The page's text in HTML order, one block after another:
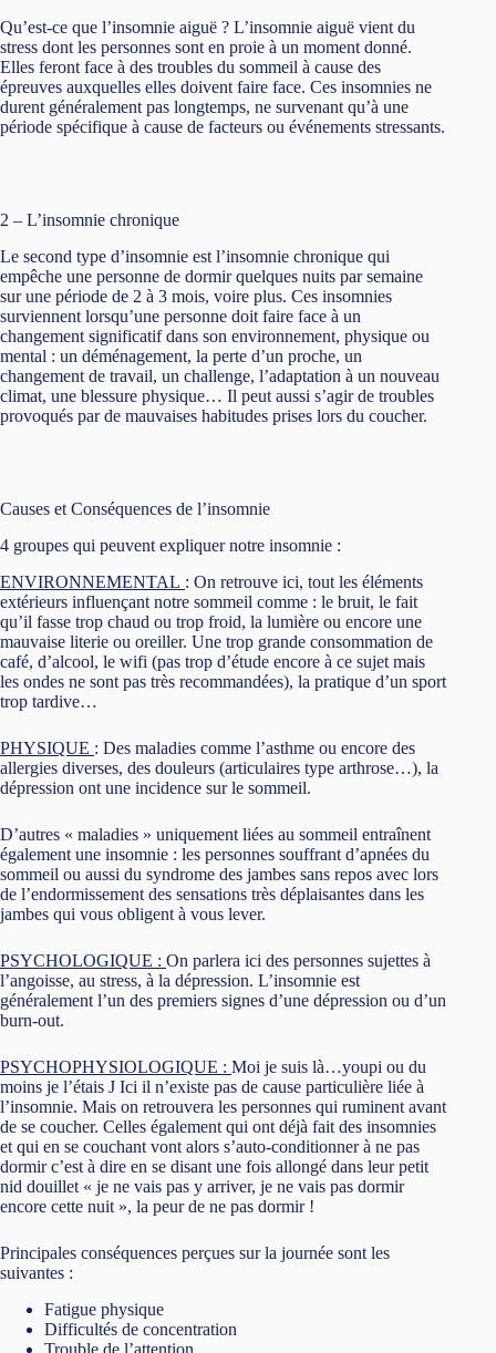
Qu’est-ce que l’insomnie aiguë ? L’insomnie aiguë vient du
stress dont les personnes sont en proie à un moment donné.
Elles feront face à des troubles du sommeil à cause des
épreuves auxquelles elles doivent faire face. Ces insomnies ne
durent généralement pas longtemps, ne survenant qu’à une
période spécifique à cause de facteurs ou événements stressants.
2 – L’insomnie chronique
Le second type d’insomnie est l’insomnie chronique qui
empêche une personne de dormir quelques nuits par semaine
sur une période de 2 à 3 mois, voire plus. Ces insomnies
surviennent lorsqu’une personne doit faire face à un
changement significatif dans son environnement, physique ou
mental : un déménagement, la perte d’un proche, un
changement de travail, un challenge, l’adaptation à un nouveau
climat, une blessure physique… Il peut aussi s’agir de troubles
provoqués par de mauvaises habitudes prises lors du coucher.
Causes et Conséquences de l’insomnie
4 groupes qui peuvent expliquer notre insomnie :
ENVIRONNEMENTAL : On retrouve ici, tout les éléments
extérieurs influençant notre sommeil comme : le bruit, le fait
qu’il fasse trop chaud ou trop froid, la lumière ou encore une
mauvaise literie ou oreiller. Une trop grande consommation de
café, d’alcool, le wifi (pas trop d’étude encore à ce sujet mais
les ondes ne sont pas très recommandées), la pratique d’un sport
trop tardive…
PHYSIQUE : Des maladies comme l’asthme ou encore des
allergies diverses, des douleurs (articulaires type arthrose…), la
dépression ont une incidence sur le sommeil.
D’autres « maladies » uniquement liées au sommeil entraînent
également une insomnie : les personnes souffrant d’apnées du
sommeil ou aussi du syndrome des jambes sans repos avec lors
de l’endormissement des sensations très déplaisantes dans les
jambes qui vous obligent à vous lever.
PSYCHOLOGIQUE : On parlera ici des personnes sujettes à
l’angoisse, au stress, à la dépression. L’insomnie est
généralement l’un des premiers signes d’une dépression ou d’un
burn-out.
PSYCHOPHYSIOLOGIQUE : Moi je suis là…youpi ou du
moins je l’étais J Ici il n’existe pas de cause particulière liée à
l’insomnie. Mais on retrouvera les personnes qui ruminent avant
de se coucher. Celles également qui ont déjà fait des insomnies
et qui en se couchant vont alors s’auto-conditionner à ne pas
dormir c’est à dire en se disant une fois allongé dans leur petit
nid douillet « je ne vais pas y arriver, je ne vais pas dormir
encore cette nuit », la peur de ne pas dormir !
Principales conséquences perçues sur la journée sont les
suivantes :
Fatigue physique
Difficultés de concentration
Trouble de l’attention.